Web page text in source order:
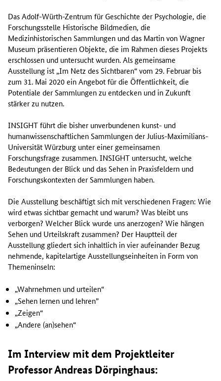
Das Adolf-Würth-Zentrum für Geschichte der Psychologie, die
Forschungsstelle Historische Bildmedien, die
Medizinhistorischen Sammlungen und das Martin von Wagner
Museum präsentieren Objekte, die im Rahmen dieses Projekts
erschlossen und untersucht wurden. Als gemeinsame
Ausstellung ist „Im Netz des Sichtbaren“ vom 29. Februar bis
zum 31. Mai 2020 ein Angebot für die Öffentlichkeit, die
Potentiale der Sammlungen zu entdecken und in Zukunft
stärker zu nutzen.
INSIGHTführt die bisher unverbundenen kunst- und
humanwissenschaftlichen Sammlungen der Julius-Maximilians-
Universität Würzburg unter einer gemeinsamen
Forschungsfrage zusammen.INSIGHT untersucht, welche
Bedeutungen der Blick und das Sehen in Praxisfeldern und
Forschungskontexten der Sammlungen haben.
Die Ausstellung beschäftigt sich mit verschiedenen Fragen: Wie
wird etwas sichtbar gemacht und warum? Was bleibt uns
verborgen? Welcher Blick wurde uns anerzogen? Wie hängen
Sehen und Urteilskraft zusammen? Der Hauptteil der
Ausstellung gliedert sich inhaltlich in vier aufeinander Bezug
nehmende, kapitelartige Ausstellungseinheiten in Form von
Themeninseln:
„Wahrnehmen und urteilen“
„Sehen lernen und lehren”
„Zeigen“
„Andere (an)sehen“
Im Interview mit dem Projektleiter
Professor Andreas Dörpinghaus: